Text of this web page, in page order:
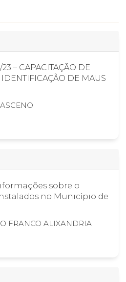
– CAPACITAÇÃO DE
DE MAUS
sobre o
no Município de
FRANCO ALIXANDRIA